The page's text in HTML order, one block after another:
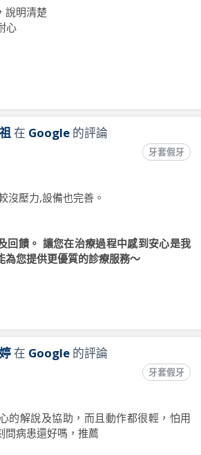
說明清楚
心
在 Google的評論
牙套假牙
沒壓力,設備也完善。
回饋。 讓您在治療過程中感到安心是我
為您提供更優質的診療服務～
在 Google的評論
牙套假牙
的解說及協助，而且動作都很輕，怕用
問病患還好嗎，推薦